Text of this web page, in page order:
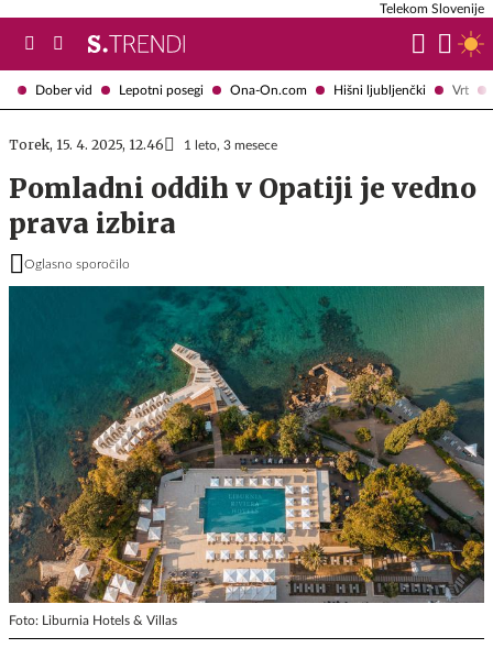
Dober vid Lepotni posegi Ona-On.com Hišni ljubljenčki Vrt
Telekom Slovenije
Torek, 15. 4. 2025, 12.46 1 leto, 3 mesece
Pomladni oddih v Opatiji je vedno
prava izbira
Oglasno sporočilo
Foto: Liburnia Hotels & Villas